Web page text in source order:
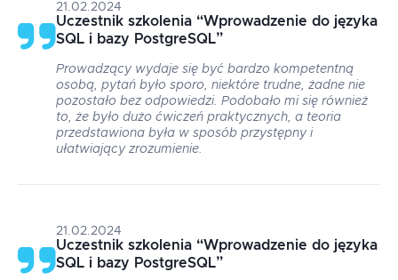
21.02.2024
Uczestnik szkolenia “Wprowadzenie do języka
SQL i bazy PostgreSQL”
Prowadzący wydaje się być bardzo kompetentną
osobą, pytań było sporo, niektóre trudne, żadne nie
pozostało bez odpowiedzi. Podobało mi się również
to, że było dużo ćwiczeń praktycznych, a teoria
przedstawiona była w sposób przystępny i
ułatwiający zrozumienie.
21.02.2024
Uczestnik szkolenia “Wprowadzenie do języka
SQL i bazy PostgreSQL”